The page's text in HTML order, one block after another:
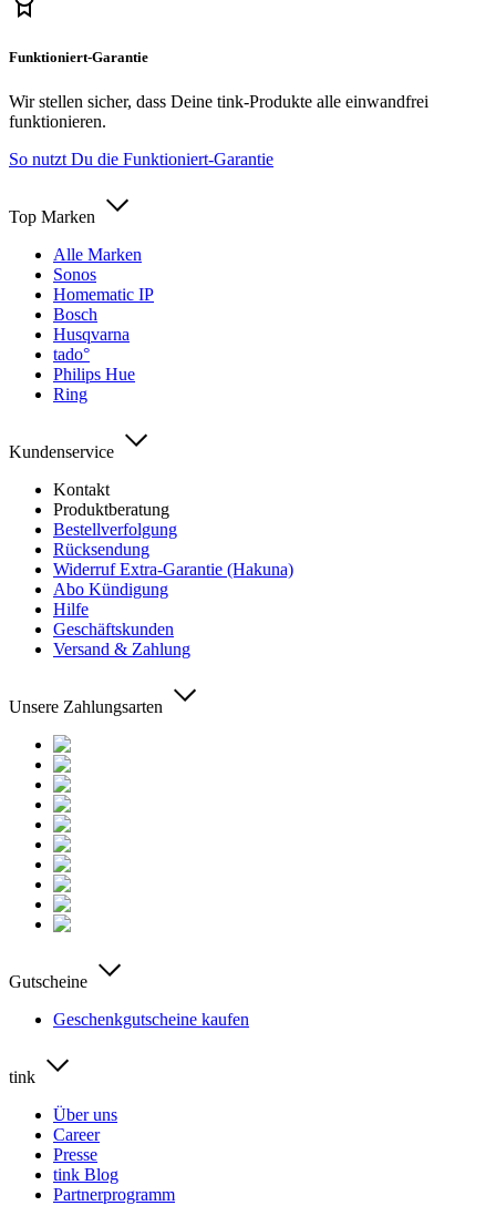
Funktioniert-Garantie
Wir stellen sicher, dass Deine tink-Produkte alle einwandfrei
funktionieren.
So nutzt Du die Funktioniert-Garantie
Top Marken
Alle Marken
Sonos
Homematic IP
Bosch
Husqvarna
tado°
Philips Hue
Ring
Kundenservice
Kontakt
Produktberatung
Bestellverfolgung
Rücksendung
Widerruf Extra-Garantie (Hakuna)
Abo Kündigung
Hilfe
Geschäftskunden
Versand & Zahlung
Unsere Zahlungsarten
Gutscheine
Geschenkgutscheine kaufen
tink
Über uns
Career
Presse
tink Blog
Partnerprogramm